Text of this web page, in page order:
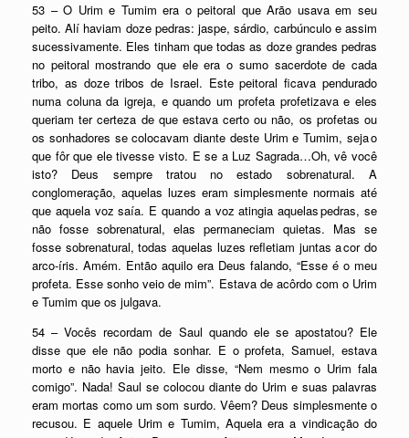
53 – O Urim e Tumim era o peitoral que Arão usava em seu
peito. Alí haviam doze pedras: jaspe, sárdio, carbúnculo e assim
sucessivamente. Eles tinham que todas as doze grandes pedras
no peitoral mostrando que ele era o sumo sacerdote de cada
tribo, as doze tribos de Israel. Este peitoral ficava pendurado
numa coluna da igreja, e quando um profeta profetizava e eles
queriam ter certeza de que estava certo ou não, os profetas ou
os sonhadores se colocavam diante deste Urim e Tumim, seja o
que fôr que ele tivesse visto. E se a Luz Sagrada…Oh, vê você
isto? Deus sempre tratou no estado sobrenatural. A
conglomeração, aquelas luzes eram simplesmente normais até
que aquela voz saía. E quando a voz atingia aquelas pedras, se
não fosse sobrenatural, elas permaneciam quietas. Mas se
fosse sobrenatural, todas aquelas luzes refletiam juntas a cor do
arco-íris. Amém. Então aquilo era Deus falando, “Esse é o meu
profeta. Esse sonho veio de mim”. Estava de acôrdo com o Urim
e Tumim que os julgava.
54 – Vocês recordam de Saul quando ele se apostatou? Ele
disse que ele não podia sonhar. E o profeta, Samuel, estava
morto e não havia jeito. Ele disse, “Nem mesmo o Urim fala
comigo”. Nada! Saul se colocou diante do Urim e suas palavras
eram mortas como um som surdo. Vêem? Deus simplesmente o
recusou. E aquele Urim e Tumim, Aquela era a vindicação do